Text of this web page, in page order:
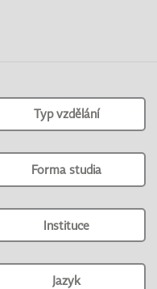
Typ vzdělání
Forma studia
Instituce
Jazyk